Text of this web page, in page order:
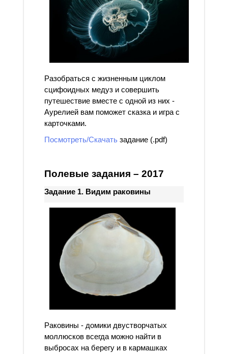
Разобраться с жизненным циклом
сцифоидных медуз и совершить
путешествие вместе с одной из них -
Аурелией вам поможет сказка и игра с
карточками.
Посмотреть/Скачать задание (.pdf)
Полевые задания – 2017
Задание 1. Видим раковины
Раковины - домики двустворчатых
моллюсков всегда можно найти в
выбросах на берегу и в кармашках